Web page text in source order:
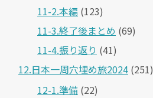
11-2.本編 (123)
11-3.終了後まとめ (69)
11-4.振り返り (41)
12.日本一周穴埋め旅2024 (251)
12-1.準備 (22)